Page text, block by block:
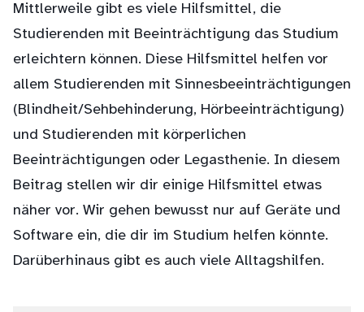
Mittlerweile gibt es viele Hilfsmittel, die
Studierenden mit Beeinträchtigung das Studium
erleichtern können. Diese Hilfsmittel helfen vor
allem Studierenden mit Sinnesbeeinträchtigungen
(Blindheit/Sehbehinderung, Hörbeeinträchtigung)
und Studierenden mit körperlichen
Beeinträchtigungen oder Legasthenie. In diesem
Beitrag stellen wir dir einige Hilfsmittel etwas
näher vor. Wir gehen bewusst nur auf Geräte und
Software ein, die dir im Studium helfen könnte.
Darüberhinaus gibt es auch viele Alltagshilfen.